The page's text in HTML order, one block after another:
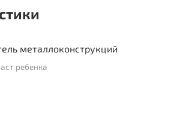
металлоконструкций
ребенка